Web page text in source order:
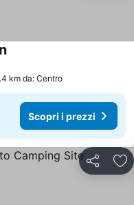
km da: Centro
Scopri i prezzi
Condividi